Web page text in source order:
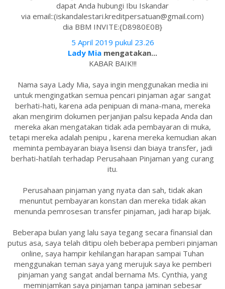
dapat Anda hubungi Ibu Iskandar
via email::(iskandalestari.kreditpersatuan@gmail.com)
dia BBM INVITE:{D8980E0B}
5 April 2019 pukul 23.26
Lady Mia mengatakan...
KABAR BAIK!!!
Nama saya Lady Mia, saya ingin menggunakan media ini
untuk mengingatkan semua pencari pinjaman agar sangat
berhati-hati, karena ada penipuan di mana-mana, mereka
akan mengirim dokumen perjanjian palsu kepada Anda dan
mereka akan mengatakan tidak ada pembayaran di muka,
tetapi mereka adalah penipu , karena mereka kemudian akan
meminta pembayaran biaya lisensi dan biaya transfer, jadi
berhati-hatilah terhadap Perusahaan Pinjaman yang curang
itu.
Perusahaan pinjaman yang nyata dan sah, tidak akan
menuntut pembayaran konstan dan mereka tidak akan
menunda pemrosesan transfer pinjaman, jadi harap bijak.
Beberapa bulan yang lalu saya tegang secara finansial dan
putus asa, saya telah ditipu oleh beberapa pemberi pinjaman
online, saya hampir kehilangan harapan sampai Tuhan
menggunakan teman saya yang merujuk saya ke pemberi
pinjaman yang sangat andal bernama Ms. Cynthia, yang
meminjamkan saya pinjaman tanpa jaminan sebesar